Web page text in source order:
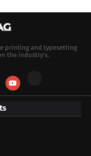
printing and typesetting
the industry's.